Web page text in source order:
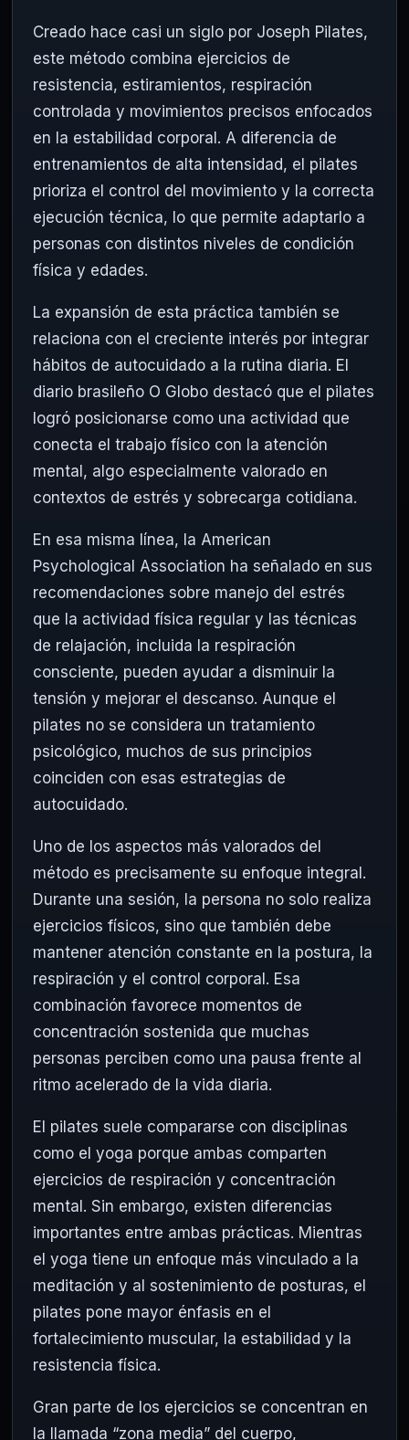
Creado hace casi un siglo por Joseph Pilates,
este método combina ejercicios de
resistencia, estiramientos, respiración
controlada y movimientos precisos enfocados
en la estabilidad corporal. A diferencia de
entrenamientos de alta intensidad, el pilates
prioriza el control del movimiento y la correcta
ejecución técnica, lo que permite adaptarlo a
personas con distintos niveles de condición
física y edades.
La expansión de esta práctica también se
relaciona con el creciente interés por integrar
hábitos de autocuidado a la rutina diaria. El
diario brasileño O Globo destacó que el pilates
logró posicionarse como una actividad que
conecta el trabajo físico con la atención
mental, algo especialmente valorado en
contextos de estrés y sobrecarga cotidiana.
En esa misma línea, la American
Psychological Association ha señalado en sus
recomendaciones sobre manejo del estrés
que la actividad física regular y las técnicas
de relajación, incluida la respiración
consciente, pueden ayudar a disminuir la
tensión y mejorar el descanso. Aunque el
pilates no se considera un tratamiento
psicológico, muchos de sus principios
coinciden con esas estrategias de
autocuidado.
Uno de los aspectos más valorados del
método es precisamente su enfoque integral.
Durante una sesión, la persona no solo realiza
ejercicios físicos, sino que también debe
mantener atención constante en la postura, la
respiración y el control corporal. Esa
combinación favorece momentos de
concentración sostenida que muchas
personas perciben como una pausa frente al
ritmo acelerado de la vida diaria.
El pilates suele compararse con disciplinas
como el yoga porque ambas comparten
ejercicios de respiración y concentración
mental. Sin embargo, existen diferencias
importantes entre ambas prácticas. Mientras
el yoga tiene un enfoque más vinculado a la
meditación y al sostenimiento de posturas, el
pilates pone mayor énfasis en el
fortalecimiento muscular, la estabilidad y la
resistencia física.
Gran parte de los ejercicios se concentran en
la llamada “zona media” del cuerpo,